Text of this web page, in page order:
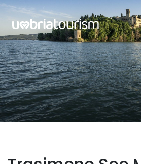
Zum Hauptinhalt springen